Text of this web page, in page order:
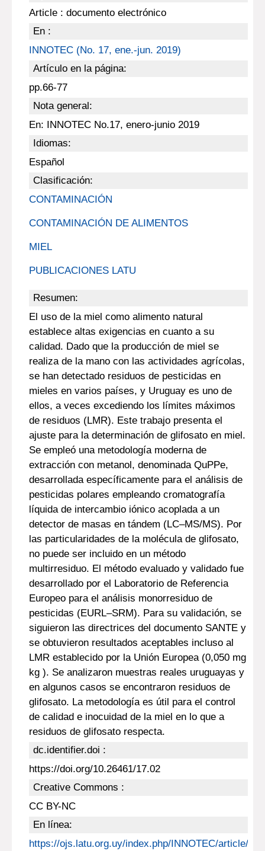
Article : documento electrónico
En :
INNOTEC (No. 17, ene.-jun. 2019)
Artículo en la página:
pp.66-77
Nota general:
En: INNOTEC No.17, enero-junio 2019
Idiomas:
Español
Clasificación:
CONTAMINACIÓN
CONTAMINACIÓN DE ALIMENTOS
MIEL
PUBLICACIONES LATU
Resumen:
El uso de la miel como alimento natural
establece altas exigencias en cuanto a su
calidad. Dado que la producción de miel se
realiza de la mano con las actividades agrícolas,
se han detectado residuos de pesticidas en
mieles en varios países, y Uruguay es uno de
ellos, a veces excediendo los límites máximos
de residuos (LMR). Este trabajo presenta el
ajuste para la determinación de glifosato en miel.
Se empleó una metodología moderna de
extracción con metanol, denominada QuPPe,
desarrollada específicamente para el análisis de
pesticidas polares empleando cromatografía
líquida de intercambio iónico acoplada a un
detector de masas en tándem (LC–MS/MS). Por
las particularidades de la molécula de glifosato,
no puede ser incluido en un método
multirresiduo. El método evaluado y validado fue
desarrollado por el Laboratorio de Referencia
Europeo para el análisis monorresiduo de
pesticidas (EURL–SRM). Para su validación, se
siguieron las directrices del documento SANTE y
se obtuvieron resultados aceptables incluso al
LMR establecido por la Unión Europea (0,050 mg
kg ). Se analizaron muestras reales uruguayas y
en algunos casos se encontraron residuos de
glifosato. La metodología es útil para el control
de calidad e inocuidad de la miel en lo que a
residuos de glifosato respecta.
dc.identifier.doi :
https://doi.org/10.26461/17.02
Creative Commons :
CC BY-NC
En línea:
https://ojs.latu.org.uy/index.php/INNOTEC/article/